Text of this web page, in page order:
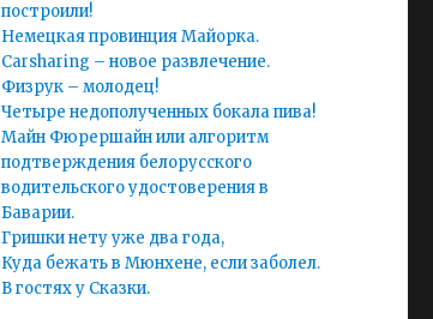
построили!
Немецкая провинция Майорка.
Carsharing – новое развлечение.
Физрук – молодец!
Четыре недополученных бокала пива!
Майн Фюрершайн или алгоритм
подтверждения белорусского
водительского удостоверения в
Баварии.
Гришки нету уже два года,
Куда бежать в Мюнхене, если заболел.
В гостях у Сказки.